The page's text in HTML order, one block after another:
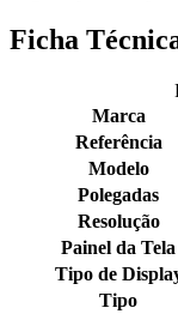
Ficha
Marca
Referência
Modelo
Polegadas
Resolução
Painel da Tela
Tipo de
Tipo